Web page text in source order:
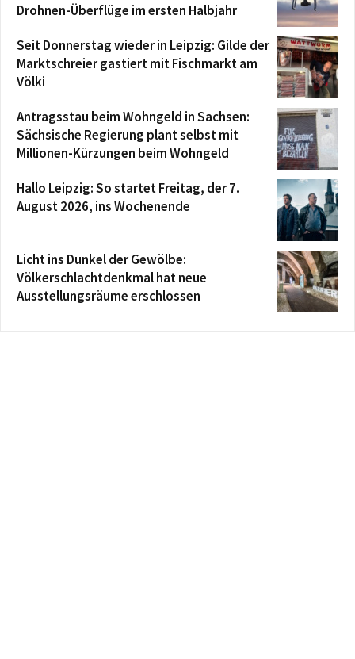
Drohnen-Überflüge im ersten Halbjahr
Seit Donnerstag wieder in Leipzig: Gilde der
Marktschreier gastiert mit Fischmarkt am
Völki
Antragsstau beim Wohngeld in Sachsen:
Sächsische Regierung plant selbst mit
Millionen-Kürzungen beim Wohngeld
Hallo Leipzig: So startet Freitag, der 7.
August 2026, ins Wochenende
Licht ins Dunkel der Gewölbe:
Völkerschlachtdenkmal hat neue
Ausstellungsräume erschlossen